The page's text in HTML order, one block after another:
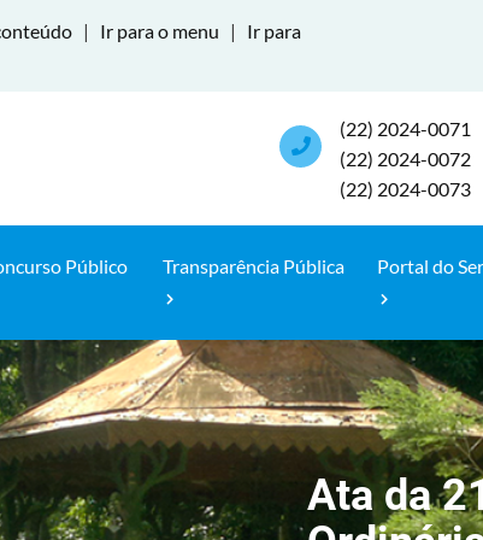
| Ir para o menu |
Ir para
(22) 2024-0071
(22) 2024-0072
(22) 2024-0073
Público Transparência Pública Portal do
Ata da